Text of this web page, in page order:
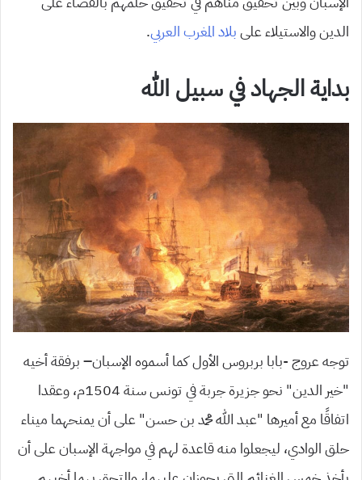
الدين والاستيلاء علىبلاد المغرب العربي.
بداية الجهاد في سبيل الله
توجه عروج -بابا بربروس الأول كما أسموه الإسبان–برفقة أخيه
“خير الدين” نحو جزيرة جربة في تونس سنة 1504م، وعقدا
اتفاقًا مع أميرها “عبد الله محمد بن حسن” على أن يمنحهما ميناء
حلق الوادي، ليجعلوا منه قاعدة لهم في مواجهة الإسبان على أن